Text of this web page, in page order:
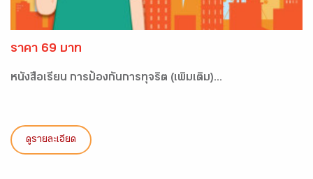
ราคา 69 บาท
หนังสือเรียน การป้องกันการทุจริต (เพิ่มเติม)...
ดูรายละเอียด